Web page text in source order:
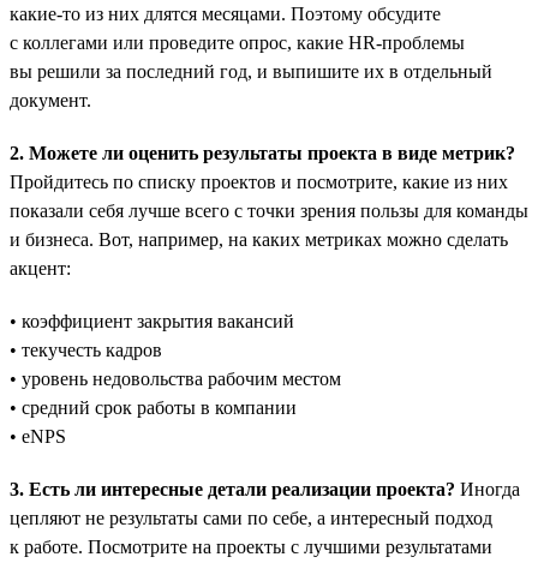
какие-то из них длятся месяцами. Поэтому обсудите
с коллегами или проведите опрос, какие HR-проблемы
вы решили за последний год, и выпишите их в отдельный
документ.
2. Можете ли оценить результаты проекта в виде метрик?
Пройдитесь по списку проектов и посмотрите, какие из них
показали себя лучше всего с точки зрения пользы для команды
и бизнеса. Вот, например, на каких метриках можно сделать
акцент:
• коэффициент закрытия вакансий
• текучесть кадров
• уровень недовольства рабочим местом
• средний срок работы в компании
• eNPS
3. Есть ли интересные детали реализации проекта? Иногда
цепляют не результаты сами по себе, а интересный подход
к работе. Посмотрите на проекты с лучшими результатами